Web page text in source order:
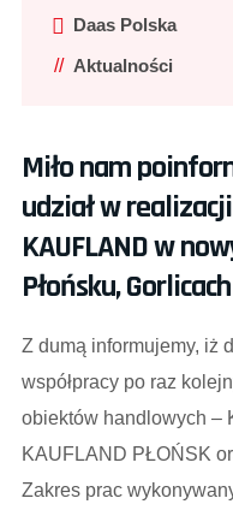
Daas Polska
Aktualności
Miło nam
udział w
KAUFLAND w
Płońsku,
Z dumą informujemy, iż
współpracy po raz
obiektów handlowych –
KAUFLAND PŁOŃSK
Zakres prac